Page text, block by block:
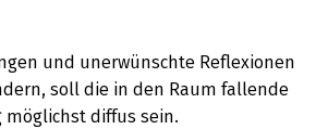
und unerwünschte Reflexionen
soll die in den Raum fallende
möglichst diffus sein.